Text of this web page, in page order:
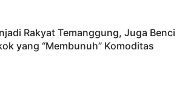
Rakyat Temanggung, Juga Benci
yang “Membunuh” Komoditas